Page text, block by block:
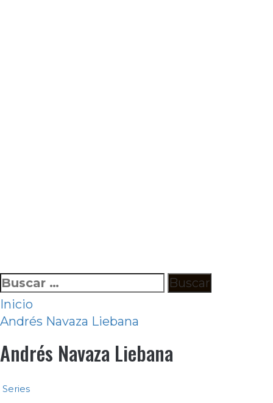
Ir
al
contenido
Buscar:
Inicio
Andrés Navaza Liebana
Andrés Navaza Liebana
Series